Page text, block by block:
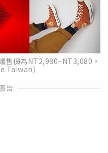
售價為NT2,980–NT3,080。
Taiwan）